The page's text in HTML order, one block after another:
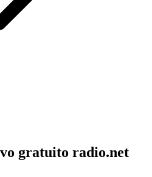
gratuito radio.net